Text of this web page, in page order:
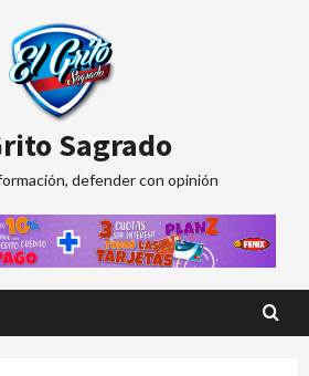
Sagrado
defender con opinión